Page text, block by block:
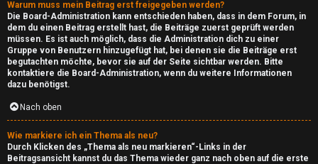
Warum muss mein Beitrag erst freigegeben werden?
Die Board-Administration kann entschieden haben, dass in dem Forum, in
dem du einen Beitrag erstellt hast, die Beiträge zuerst geprüft werden
müssen. Es ist auch möglich, dass die Administration dich zu einer
Gruppe von Benutzern hinzugefügt hat, bei denen sie die Beiträge erst
begutachten möchte, bevor sie auf der Seite sichtbar werden. Bitte
kontaktiere die Board-Administration, wenn du weitere Informationen
dazu benötigst.
Nach oben
Wie markiere ich ein Thema als neu?
Durch Klicken des „Thema als neu markieren“-Links in der
Beitragsansicht kannst du das Thema wieder ganz nach oben auf die erste
m
i
n
g
↳